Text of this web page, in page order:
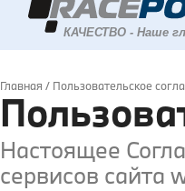
Главная / Пользовательское
Настоящее
сервисов сайта